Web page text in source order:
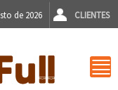
de 2026 CLIENTES